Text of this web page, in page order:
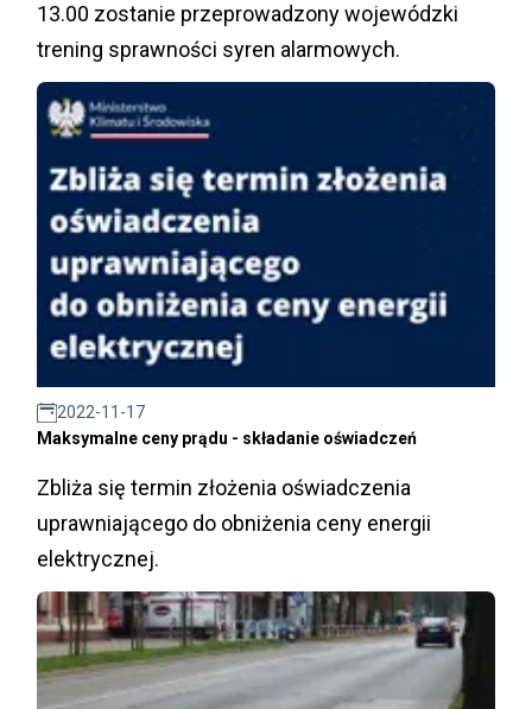
13.00 zostanie przeprowadzony wojewódzki
trening sprawności syren alarmowych.
2022-11-17
Maksymalne ceny prądu - składanie oświadczeń
Zbliża się termin złożenia oświadczenia
uprawniającego do obniżenia ceny energii
elektrycznej.